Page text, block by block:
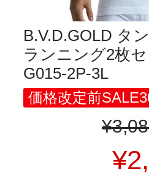
B.V.D.GOLD タ
ランニング2枚
G015-2P-3L
価格改定前
¥
¥